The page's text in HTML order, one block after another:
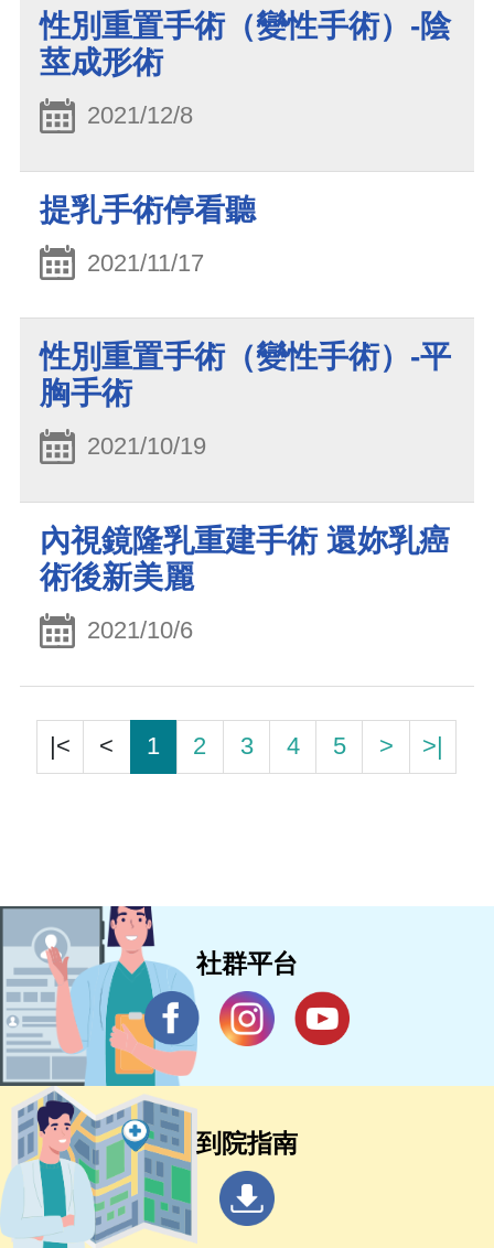
性別重置手術（變性手術）-陰
莖成形術
2021/12/8
提乳手術停看聽
2021/11/17
性別重置手術（變性手術）-平
胸手術
2021/10/19
內視鏡隆乳重建手術 還妳乳癌
術後新美麗
2021/10/6
|< < 1 2 3 4 5 > >|
社群平台
到院指南